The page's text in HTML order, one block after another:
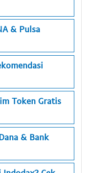
& Pulsa
Token Gratis
& Bank